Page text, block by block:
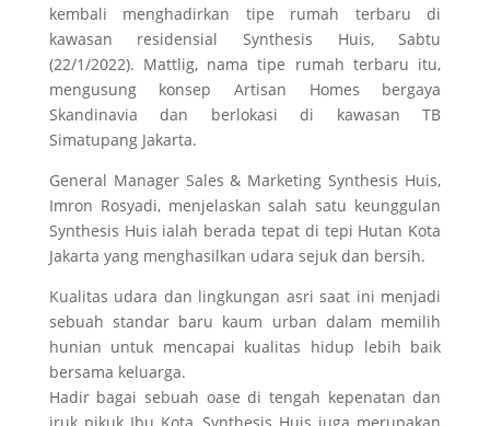
kembali menghadirkan tipe rumah terbaru di
kawasan residensial Synthesis Huis, Sabtu
(22/1/2022). Mattlig, nama tipe rumah terbaru itu,
mengusung konsep Artisan Homes bergaya
Skandinavia dan berlokasi di kawasan TB
Simatupang Jakarta.
General Manager Sales & Marketing Synthesis Huis,
Imron Rosyadi, menjelaskan salah satu keunggulan
Synthesis Huis ialah berada tepat di tepi Hutan Kota
Jakarta yang menghasilkan udara sejuk dan bersih.
Kualitas udara dan lingkungan asri saat ini menjadi
sebuah standar baru kaum urban dalam memilih
hunian untuk mencapai kualitas hidup lebih baik
bersama keluarga.
Hadir bagai sebuah oase di tengah kepenatan dan